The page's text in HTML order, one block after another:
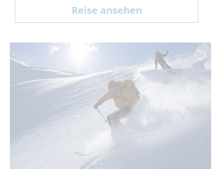
Reise ansehen